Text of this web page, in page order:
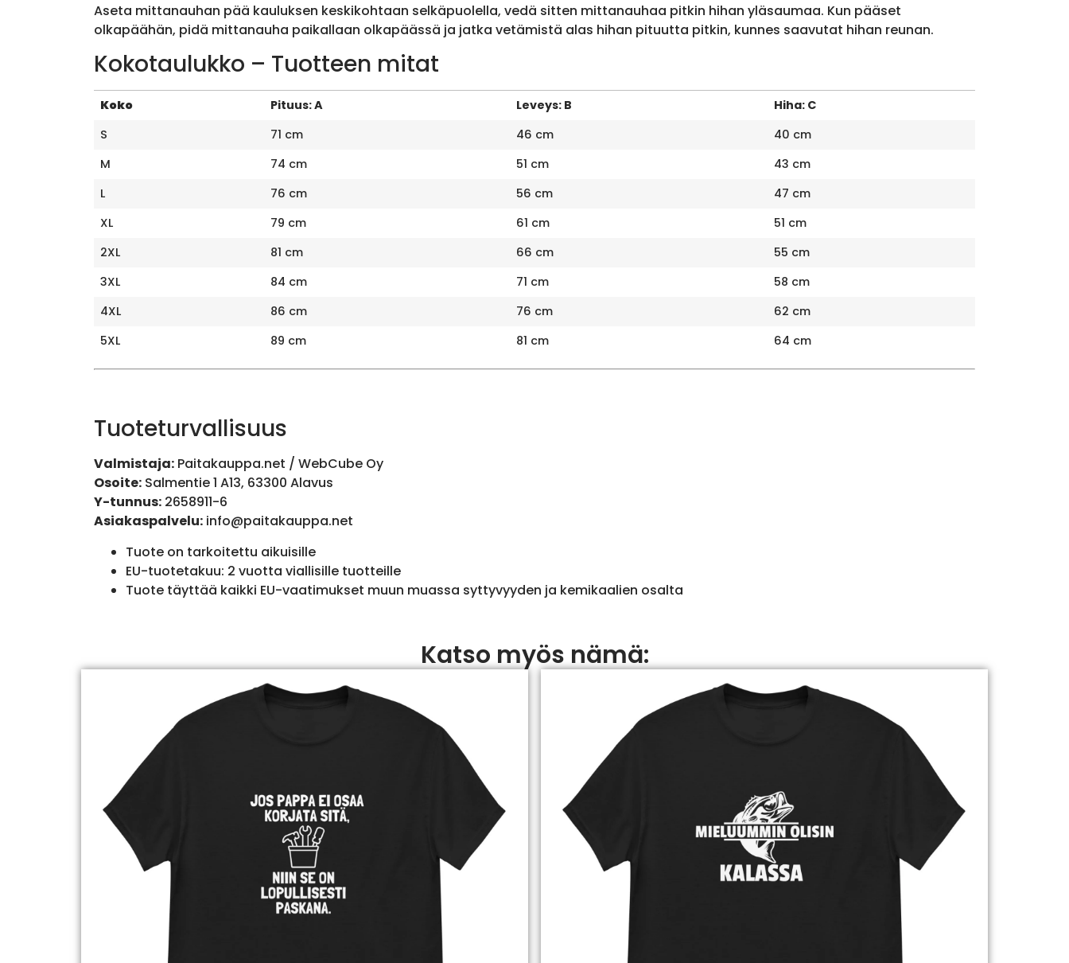
Aseta mittanauhan pää kauluksen keskikohtaan selkäpuolella, vedä sitten mittanauhaa pitkin hihan yläsaumaa. Kun pääset
olkapäähän, pidä mittanauha paikallaan olkapäässä ja jatka vetämistä alas hihan pituutta pitkin, kunnes saavutat hihan reunan.
Kokotaulukko – Tuotteen mitat
Koko Pituus: A Leveys: B
Hiha: C
S
71 cm 46 cm
40 cm
M
74 cm 51 cm
43 cm
L
76 cm 56 cm
47 cm
XL
79 cm 61 cm
51 cm
2XL
81 cm 66 cm
55 cm
3XL
84 cm 71 cm
58 cm
4XL
86 cm 76 cm
62 cm
5XL
89 cm 81 cm 64 cm
Tuoteturvallisuus
Valmistaja:Paitakauppa.net / WebCube Oy
Osoite:Salmentie 1 A13, 63300 Alavus
Y-tunnus:2658911-6
Asiakaspalvelu: info@paitakauppa.net
Tuote on tarkoitettu aikuisille
EU-tuotetakuu: 2 vuotta viallisille tuotteille
Tuote täyttää kaikki EU-vaatimukset muun muassa syttyvyyden ja kemikaalien osalta
Katso myös nämä: